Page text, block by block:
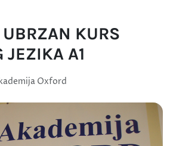
KURS
JEZIKA A1
Oxford